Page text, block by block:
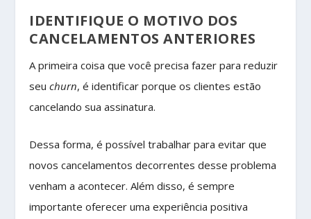
IDENTIFIQUE O MOTIVO DOS
CANCELAMENTOS ANTERIORES
A primeira coisa que você precisa fazer para reduzir
seuchurn, é identificar porque os clientes estão
cancelando sua assinatura.
Dessa forma, é possível trabalhar para evitar que
novos cancelamentos decorrentes desse problema
venham a acontecer. Além disso, é sempre
importante oferecer uma experiência positiva